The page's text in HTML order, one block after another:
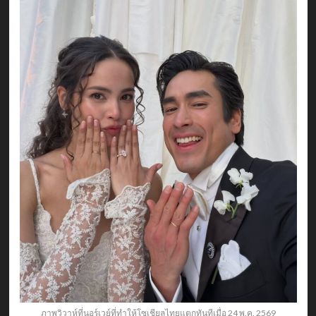
ภาพวิวาห์ที่นอร์เวย์ที่ทำให้โซเชียลไทยแตกทันทีเมื่อ 24 พ.ค. 2569